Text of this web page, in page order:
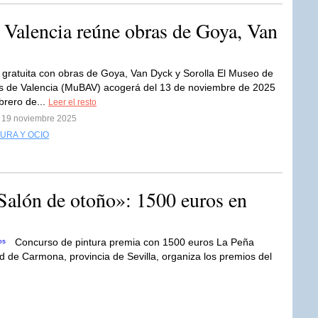
reúne obras de Goya, Van
con obras de Goya, Van Dyck y Sorolla El Museo de
de Valencia (MuBAV) acogerá del 13 de noviembre de 2025
de...
Leer el resto
noviembre 2025
Y OCIO
de otoño»: 1500 euros en
Concurso de pintura premia con 1500 euros La Peña
de Carmona, provincia de Sevilla, organiza los premios del